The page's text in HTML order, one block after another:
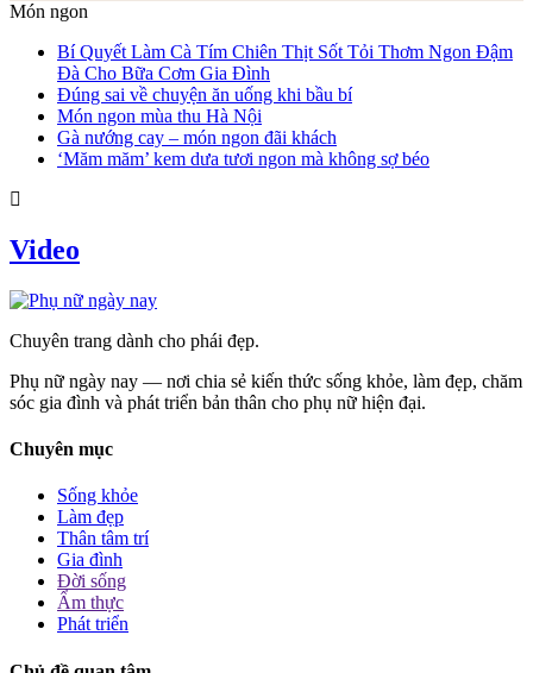
Món ngon
Bí Quyết Làm Cà Tím Chiên Thịt Sốt Tỏi Thơm Ngon Đậm
Đà Cho Bữa Cơm Gia Đình
Đúng sai về chuyện ăn uống khi bầu bí
Món ngon mùa thu Hà Nội
Gà nướng cay – món ngon đãi khách
‘Măm măm’ kem dưa tươi ngon mà không sợ béo
Video
Chuyên trang dành cho phái đẹp.
Phụ nữ ngày nay — nơi chia sẻ kiến thức sống khỏe, làm đẹp, chăm
sóc gia đình và phát triển bản thân cho phụ nữ hiện đại.
Chuyên mục
Sống khỏe
Làm đẹp
Thân tâm trí
Gia đình
Đời sống
Ẩm thực
Phát triển